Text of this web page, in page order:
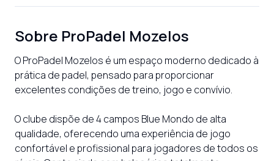
Sobre ProPadel Mozelos
O ProPadel Mozelos é um espaço moderno dedicado à
prática de padel, pensado para proporcionar
excelentes condições de treino, jogo e convívio.
O clube dispõe de 4 campos Blue Mondo de alta
qualidade, oferecendo uma experiência de jogo
confortável e profissional para jogadores de todos os